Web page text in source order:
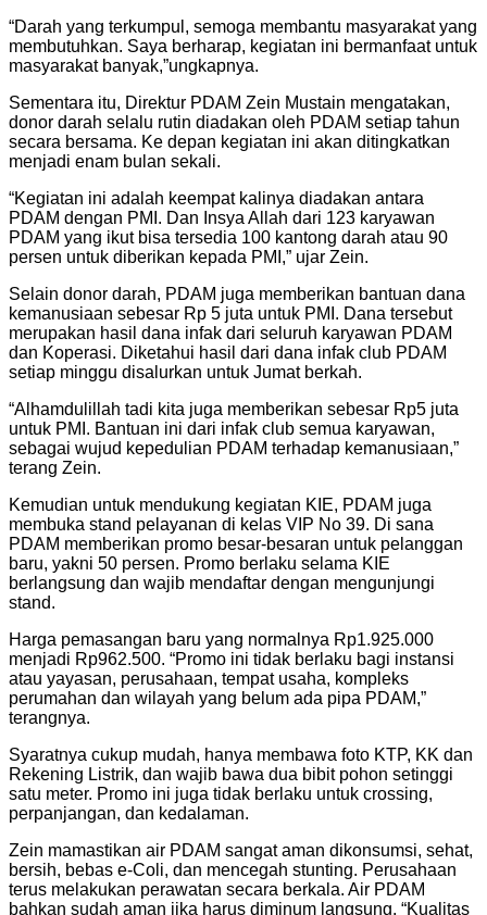
“Darah yang terkumpul, semoga membantu masyarakat yang
membutuhkan. Saya berharap, kegiatan ini bermanfaat untuk
masyarakat banyak,”ungkapnya.
Sementara itu, Direktur PDAM Zein Mustain mengatakan,
donor darah selalu rutin diadakan oleh PDAM setiap tahun
secara bersama. Ke depan kegiatan ini akan ditingkatkan
menjadi enam bulan sekali.
“Kegiatan ini adalah keempat kalinya diadakan antara
PDAM dengan PMI. Dan Insya Allah dari 123 karyawan
PDAM yang ikut bisa tersedia 100 kantong darah atau 90
persen untuk diberikan kepada PMI,” ujar Zein.
Selain donor darah, PDAM juga memberikan bantuan dana
kemanusiaan sebesar Rp 5 juta untuk PMI. Dana tersebut
merupakan hasil dana infak dari seluruh karyawan PDAM
dan Koperasi. Diketahui hasil dari dana infak club PDAM
setiap minggu disalurkan untuk Jumat berkah.
“Alhamdulillah tadi kita juga memberikan sebesar Rp5 juta
untuk PMI. Bantuan ini dari infak club semua karyawan,
sebagai wujud kepedulian PDAM terhadap kemanusiaan,”
terang Zein.
Kemudian untuk mendukung kegiatan KIE, PDAM juga
membuka stand pelayanan di kelas VIP No 39. Di sana
PDAM memberikan promo besar-besaran untuk pelanggan
baru, yakni 50 persen. Promo berlaku selama KIE
berlangsung dan wajib mendaftar dengan mengunjungi
stand.
Harga pemasangan baru yang normalnya Rp1.925.000
menjadi Rp962.500. “Promo ini tidak berlaku bagi instansi
atau yayasan, perusahaan, tempat usaha, kompleks
perumahan dan wilayah yang belum ada pipa PDAM,”
terangnya.
Syaratnya cukup mudah, hanya membawa foto KTP, KK dan
Rekening Listrik, dan wajib bawa dua bibit pohon setinggi
satu meter. Promo ini juga tidak berlaku untuk crossing,
perpanjangan, dan kedalaman.
Zein mamastikan air PDAM sangat aman dikonsumsi, sehat,
bersih, bebas e-Coli, dan mencegah stunting. Perusahaan
terus melakukan perawatan secara berkala. Air PDAM
bahkan sudah aman jika harus diminum langsung. “Kualitas